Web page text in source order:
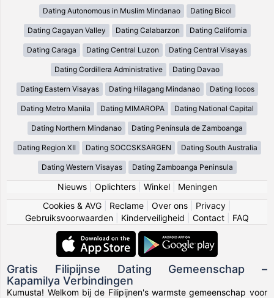
Dating Autonomous in Muslim Mindanao Dating Bicol
Dating Cagayan Valley Dating Calabarzon Dating California
Dating Caraga Dating Central Luzon Dating Central Visayas
Dating Cordillera Administrative Dating Davao
Dating Eastern Visayas Dating Hilagang Mindanao Dating Ilocos
Dating Metro Manila Dating MIMAROPA Dating National Capital
Dating Northern Mindanao Dating Península de Zamboanga
Dating Region XII Dating SOCCSKSARGEN Dating South Australia
Dating Western Visayas Dating Zamboanga Peninsula
Nieuws| Oplichters| Winkel| Meningen
Cookies & AVG
Reclame Over ons Privacy
Gebruiksvoorwaarden
Kinderveiligheid Contact FAQ
Gratis Filipijnse Dating Gemeenschap –
Kapamilya Verbindingen
Kumusta! Welkom bij de Filipijnen's warmste gemeenschap voor